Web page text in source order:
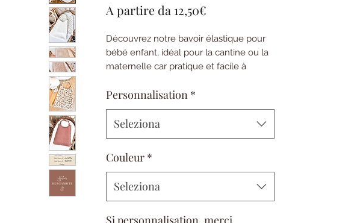
A partire da 12,50€
Découvrez notre bavoir élastique pour
bébé enfant, idéal pour la cantine ou la
maternelle car pratique et facile à
Sa grande taille le rend idéal pour les
repas, offrant une protection maximale
contre les taches et les dégâts.
Fabriqué en double gaze de coton et
bavoir est à la fois doux et fonctionnel.
Personnalisez-le en choisissant votre
Personnalisation *
Seleziona
Couleur *
Seleziona